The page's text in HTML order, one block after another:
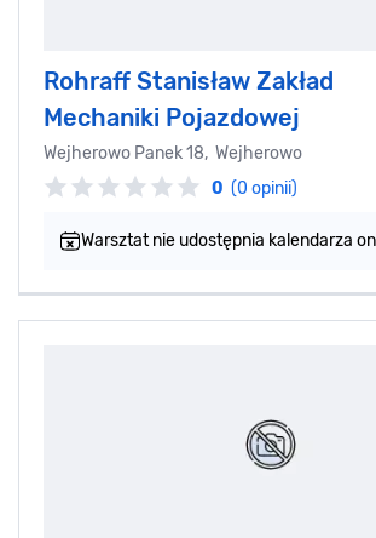
Rohraff Stanisław Zakład
Mechaniki Pojazdowej
Wejherowo Panek 18, Wejherowo
0 (0 opinii)
Warsztat nie udostępnia kalendarza